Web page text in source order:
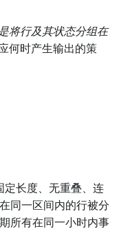
将行及其状态分组在
何时产生输出的策
定长度、无重叠、连
同一区间内的行被分
所有在同一小时内事